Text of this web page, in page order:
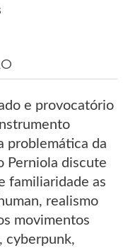
e provocatório
problemática da
Perniola discute
familiaridade as
realismo
movimentos
cyberpunk,